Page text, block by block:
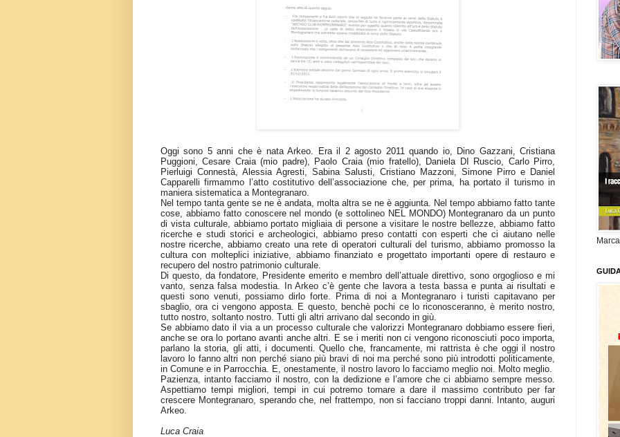
Oggi sono 5 anni che è nata Arkeo. Era il 2 agosto 2011 quando io, Dino Gazzani, Cristiana
Puggioni, Cesare Craia (mio padre), Paolo Craia (mio fratello), Daniela DI Ruscio, Carlo Pirro,
Pierluigi Connestà, Alessia Agresti, Sabina Salusti, Cristiano Mazzoni, Simone Pirro e Daniel
Capparelli firmammo l’atto costitutivo dell’associazione che, per prima, ha portato il turismo in
maniera sistematica a Montegranaro.
Nel tempo tanta gente se ne è andata, molta altra se ne è aggiunta. Nel tempo abbiamo fatto tante
cose, abbiamo fatto conoscere nel mondo (e sottolineo NEL MONDO) Montegranaro da un punto
di vista culturale, abbiamo portato migliaia di persone a visitare le nostre bellezze, abbiamo fatto
ricerche e studi storici e archeologici, abbiamo preso contatti con esperti che ci aiutano nelle
nostre ricerche, abbiamo creato una rete di operatori culturali del turismo, abbiamo promosso la
cultura con molteplici iniziative, abbiamo finanziato e progettato importanti opere di restauro e
recupero del nostro patrimonio culturale.
Di questo, da fondatore, Presidente emerito e membro dell’attuale direttivo, sono orgoglioso e mi
vanto, senza falsa modestia. In Arkeo c’è gente che lavora a testa bassa e punta ai risultati e
questi sono venuti, possiamo dirlo forte. Prima di noi a Montegranaro i turisti capitavano per
sbaglio, ora ci vengono apposta. E questo, benchè pochi ce lo riconosceranno, è merito nostro,
tutto nostro, soltanto nostro. Tutti gli altri arrivano dal secondo in giù.
Se abbiamo dato il via a un processo culturale che valorizzi Montegranaro dobbiamo essere fieri,
anche se ora lo portano avanti anche altri. E se i meriti non ci vengono riconosciuti poco importa,
parlano la storia, gli atti, i documenti. Quello che, francamente, mi rattrista è che oggi il nostro
lavoro lo fanno altri non perché siano più bravi di noi ma perché sono più introdotti politicamente,
in Comune e in Parrocchia. E, onestamente, il nostro lavoro lo facciamo meglio noi. Molto meglio.
Pazienza, intanto facciamo il nostro, con la dedizione e l’amore che ci abbiamo sempre messo.
Aspettiamo tempi migliori, tempi in cui potremo tornare a dare il massimo contributo per far
crescere Montegranaro, sperando che, nel frattempo, non si facciano troppi danni. Intanto, auguri
Arkeo.
Luca Craia
Marca